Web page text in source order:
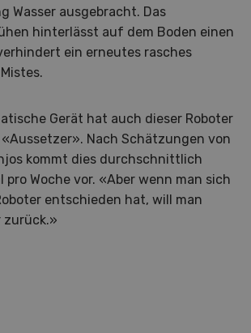
Wasser ausgebracht. Das
hinterlässt auf dem Boden einen
ein erneutes rasches
Gerät hat auch dieser Roboter
Nach Schätzungen von
kommt dies durchschnittlich
pro Woche vor. «Aber wenn man sich
entschieden hat, will man
zurück.»